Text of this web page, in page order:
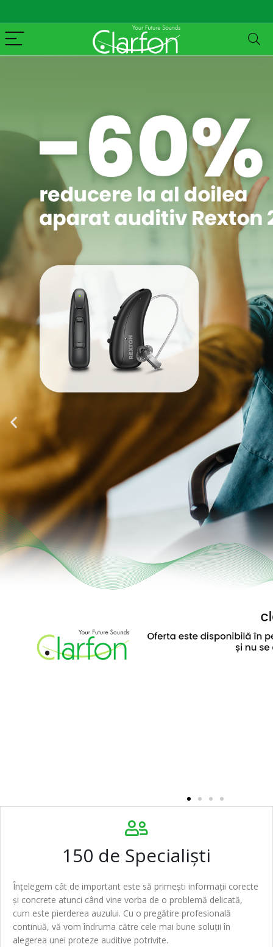
150 de Specialiști
Înțelegem cât de important este să primești informații corecte
și concrete atunci când vine vorba de o problemă delicată,
cum este pierderea auzului. Cu o pregătire profesională
continuă, vă vom îndruma către cele mai bune soluții în
alegerea unei proteze auditive potrivite.